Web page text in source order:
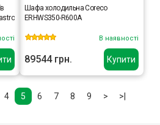
Купити
Шафа холодильна Coreco
ERHWS350-R600A
В наявності
89544 грн.
4 5 6 7 8 9 > >|